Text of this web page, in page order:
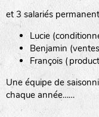
et 3 salariés
Lucie
Benjamin
François
Une équipe de
chaque année……